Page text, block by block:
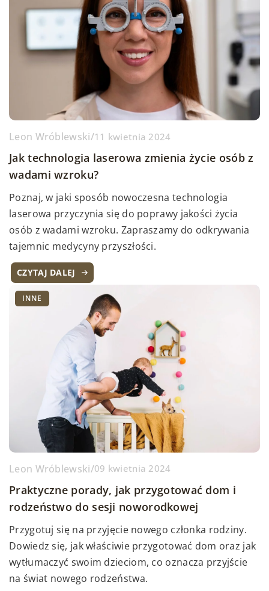
Leon Wróblewski/11 kwietnia 2024
Jak technologia laserowa zmienia życie osób z
wadami wzroku?
Poznaj, w jaki sposób nowoczesna technologia
laserowa przyczynia się do poprawy jakości życia
osób z wadami wzroku. Zapraszamy do odkrywania
tajemnic medycyny przyszłości.
CZYTAJ DALEJ
INNE
Leon Wróblewski/09 kwietnia 2024
Praktyczne porady, jak przygotować dom i
rodzeństwo do sesji noworodkowej
Przygotuj się na przyjęcie nowego członka rodziny.
Dowiedz się, jak właściwie przygotować dom oraz jak
wytłumaczyć swoim dzieciom, co oznacza przyjście
na świat nowego rodzeństwa.